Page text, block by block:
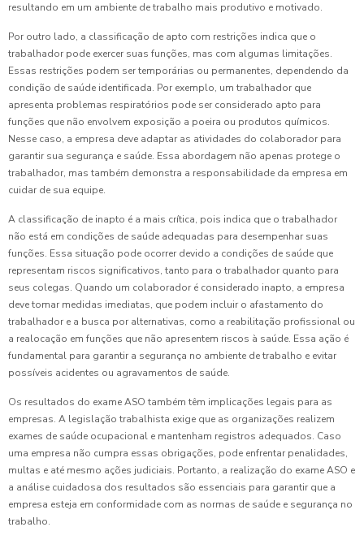
resultando em um ambiente de trabalho mais produtivo e motivado.
Por outro lado, a classificação de apto com restrições indica que o
trabalhador pode exercer suas funções, mas com algumas limitações.
Essas restrições podem ser temporárias ou permanentes, dependendo da
condição de saúde identificada. Por exemplo, um trabalhador que
apresenta problemas respiratórios pode ser considerado apto para
funções que não envolvem exposição a poeira ou produtos químicos.
Nesse caso, a empresa deve adaptar as atividades do colaborador para
garantir sua segurança e saúde. Essa abordagem não apenas protege o
trabalhador, mas também demonstra a responsabilidade da empresa em
cuidar de sua equipe.
A classificação de inapto é a mais crítica, pois indica que o trabalhador
não está em condições de saúde adequadas para desempenhar suas
funções. Essa situação pode ocorrer devido a condições de saúde que
representam riscos significativos, tanto para o trabalhador quanto para
seus colegas. Quando um colaborador é considerado inapto, a empresa
deve tomar medidas imediatas, que podem incluir o afastamento do
trabalhador e a busca por alternativas, como a reabilitação profissional ou
a realocação em funções que não apresentem riscos à saúde. Essa ação é
fundamental para garantir a segurança no ambiente de trabalho e evitar
possíveis acidentes ou agravamentos de saúde.
Os resultados do exame ASO também têm implicações legais para as
empresas. A legislação trabalhista exige que as organizações realizem
exames de saúde ocupacional e mantenham registros adequados. Caso
uma empresa não cumpra essas obrigações, pode enfrentar penalidades,
multas e até mesmo ações judiciais. Portanto, a realização do exame ASO e
a análise cuidadosa dos resultados são essenciais para garantir que a
empresa esteja em conformidade com as normas de saúde e segurança no
trabalho.